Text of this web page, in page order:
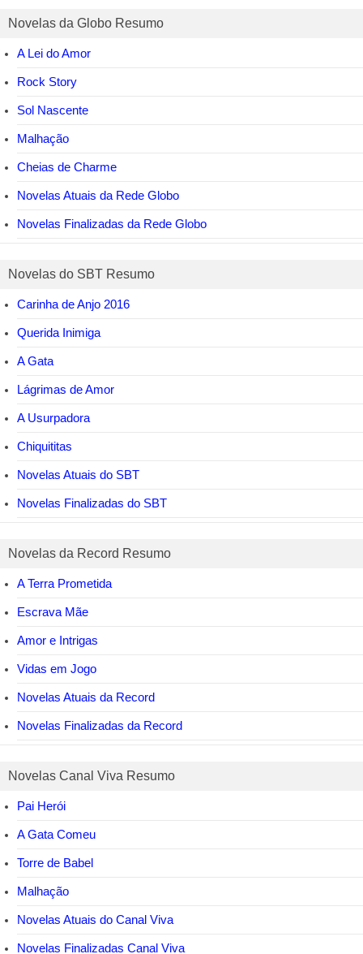
Novelas da Globo Resumo
A Lei do Amor
Rock Story
Sol Nascente
Malhação
Cheias de Charme
Novelas Atuais da Rede Globo
Novelas Finalizadas da Rede Globo
Novelas do SBT Resumo
Carinha de Anjo 2016
Querida Inimiga
A Gata
Lágrimas de Amor
A Usurpadora
Chiquititas
Novelas Atuais do SBT
Novelas Finalizadas do SBT
Novelas da Record Resumo
A Terra Prometida
Escrava Mãe
Amor e Intrigas
Vidas em Jogo
Novelas Atuais da Record
Novelas Finalizadas da Record
Novelas Canal Viva Resumo
Pai Herói
A Gata Comeu
Torre de Babel
Malhação
Novelas Atuais do Canal Viva
Novelas Finalizadas Canal Viva